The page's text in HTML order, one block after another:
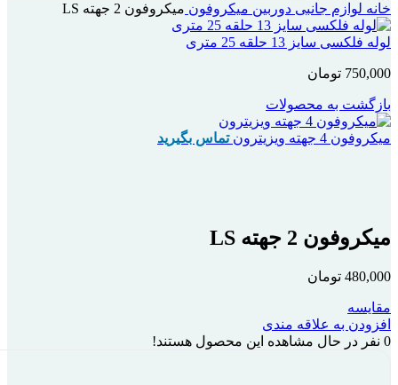
خانه لوازم جانبی دوربین میکروفون میکروفون 2 جهته LS
لوله فلکسی سایز 13 حلقه 25 متری
750,000 تومان
بازگشت به محصولات
میکروفون 4 جهته ویزیترون تماس بگیرید
میکروفون 2 جهته LS
480,000 تومان
مقایسه
افزودن به علاقه مندی
0 نفر در حال مشاهده این محصول هستند!